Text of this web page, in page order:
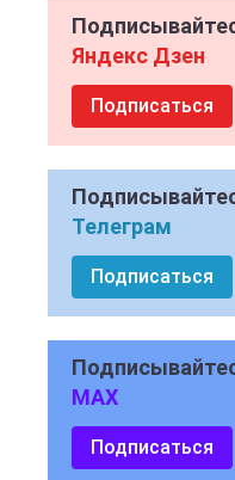
Яндекс Дзен
Подписаться
Телеграм
Подписаться
MAX
Подписаться